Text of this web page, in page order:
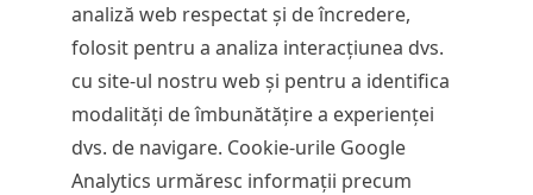
analiză web respectat și de încredere,
folosit pentru a analiza interacțiunea dvs.
cu site-ul nostru web și pentru a identifica
modalități de îmbunătățire a experienței
dvs. de navigare. Cookie-urile Google
Analytics urmăresc informații precum